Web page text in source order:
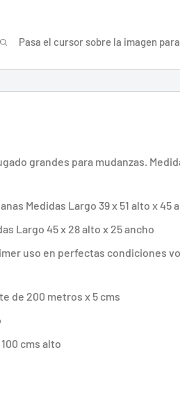
Pasa el cursor sobre la imagen
grandes para mudanzas.
Medidas Largo 39 x 51 alto x 45
Largo 45 x 28 alto x 25 ancho
uso en perfectas condiciones
de 200 metros x 5 cms
cms alto